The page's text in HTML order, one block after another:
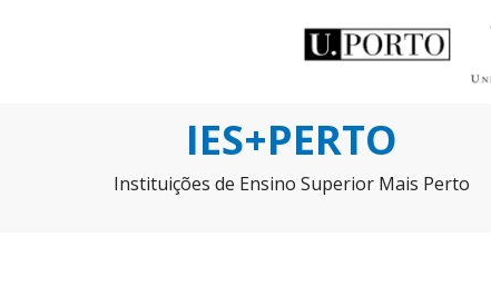
IES+PERTO
Instituições de Ensino Superior Mais Perto